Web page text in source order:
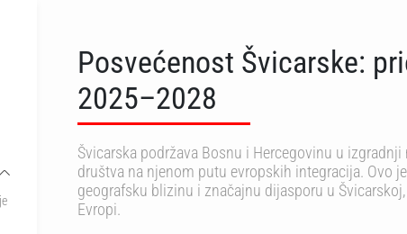
Posvećenost Švicarske:
2025–2028
Švicarska podržava Bosnu i Hercegovinu u
društva na njenom putu evropskih integracija. Ovo
geografsku blizinu i značajnu dijasporu u
Evropi.